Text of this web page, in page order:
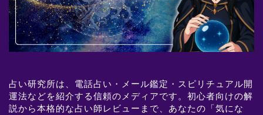
占い研究所は、電話占い・メール鑑定・スピリチュアル開
運法などを紹介する信頼のメディアです。初心者向けの解
説から本格的な占い師レビューまで、あなたの「気にな